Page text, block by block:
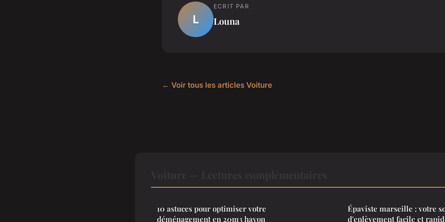
L
ECRIT PAR
Louna
← Voir tous les articles Voiture
10 astuces pour optimiser votre
déménagement en 20m3 hayon
Épaviste marseille : votre
d'enlèvement facile et